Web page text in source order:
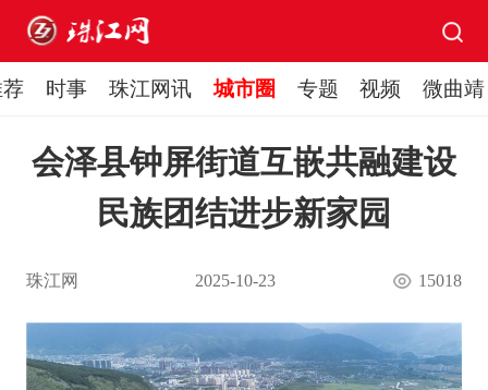
时事 珠江网讯 城市圈 专题 视频 微曲靖
会泽县钟屏街道互嵌共融建设
民族团结进步新家园
珠江网 2025-10-23 15018